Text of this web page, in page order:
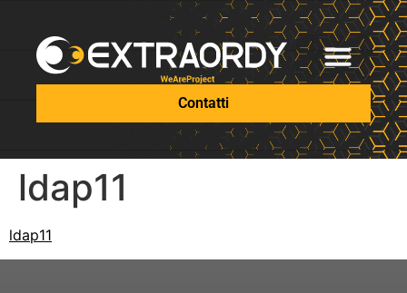
Contatti
ldap11
ldap11